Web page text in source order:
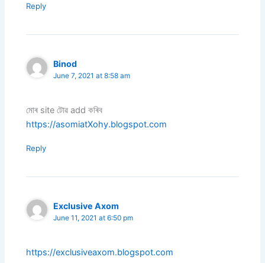
Reply
Binod
June 7, 2021 at 8:58 am
মোৰ site টোৱ add কৰিব
https://asomiatXohy.blogspot.com
Reply
Exclusive Axom
June 11, 2021 at 6:50 pm
https://exclusiveaxom.blogspot.com